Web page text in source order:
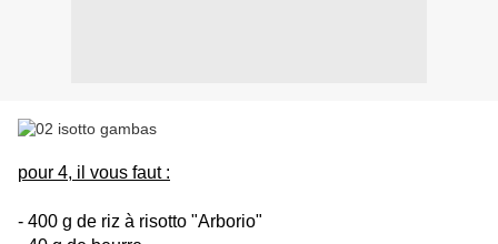
pour 4, il vous faut :
- 400 g de riz à risotto "Arborio"